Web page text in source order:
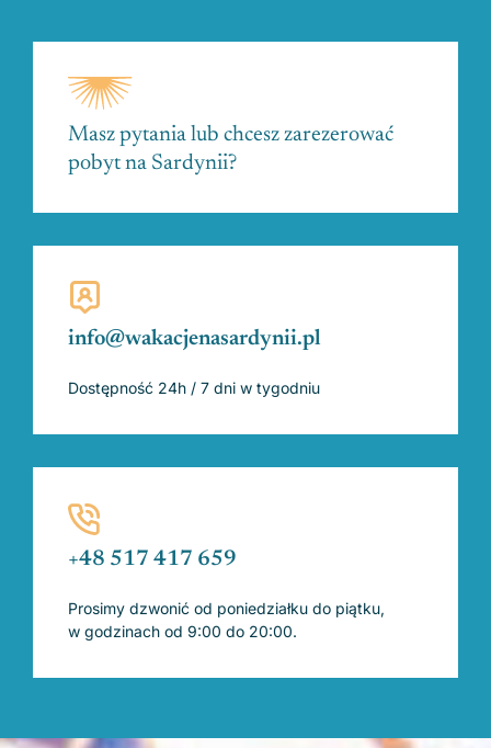
Masz pytania lub chcesz zarezerować
pobyt na Sardynii?
info@wakacjenasardynii.pl
Dostępność 24h / 7 dni w tygodniu
+48 517 417 659
Prosimy dzwonić od poniedziałku do piątku,
w godzinach od 9:00 do 20:00.